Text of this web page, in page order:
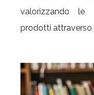
valorizzando le
prodotti attraverso